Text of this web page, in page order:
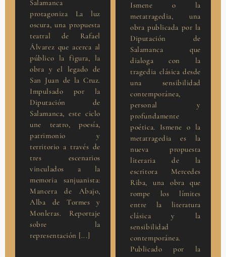
Salamanca
protagoniza La luz
oscura, una propuesta
teatral de Rafael
Álvarez que acerca al
público la figura, la
obra y el legado de
San Juan de la Cruz.
Impulsado por la
Diputación de
Salamanca, este ciclo
une teatro, poesía,
patrimonio y
territorio a través de
tres escenarios
vinculados a la
memoria sanjuanista:
Mancera de Abajo,
Alba de Tormes y
Monleras. Reportaje
sobre la
representación [...]
Ismene o la
metatragedia, una
obra publicada por la
Diputación de
Salamanca que
dialoga con la
tragedia clásica desde
una sensibilidad
contemporánea,
personal y
profundamente
poética. Ismene o la
metatragedia es la
nueva propuesta
literaria de la
escritora Mercedes
Riba, una obra que
rompe los límites
entre la literatura
clásica y la
sensibilidad
contemporánea.
Publicado por la